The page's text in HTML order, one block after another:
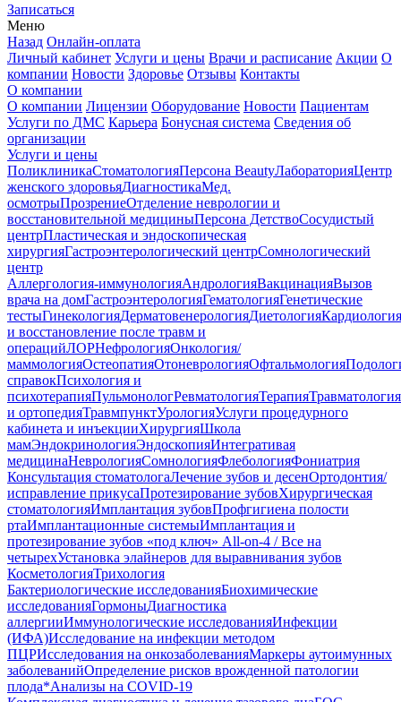
Записаться
Меню
Назад Онлайн-оплата
Личный кабинет Услуги и цены Врачи и расписание Акции О
компании Новости Здоровье Отзывы Контакты
О компании
О компании Лицензии Оборудование Новости Пациентам
Услуги по ДМС Карьера Бонусная система Сведения об
организации
Услуги и цены
ПоликлиникаСтоматологияПерсона BeautyЛабораторияЦентр
женского здоровьяДиагностикаМед.
осмотрыПрозрениеОтделение неврологии и
восстановительной медициныПерсона ДетствоСосудистый
центрПластическая и эндоскопическая
хирургияГастроэнтерологический центрСомнологический
центр
Аллергология-иммунологияАндрологияВакцинацияВызов
врача на домГастроэнтерологияГематологияГенетические
тестыГинекологияДерматовенерологияДиетологияКардиология
и восстановление после травм и
операцийЛОРНефрологияОнкология/
маммологияОстеопатияОтоневрологияОфтальмология
справокПсихология и
психотерапияПульмонологРевматологияТерапияТравматология
и ортопедияТравмпунктУрологияУслуги процедурного
кабинета и инъекцииХирургияШкола
мамЭндокринологияЭндоскопияИнтегративая
медицинаНеврологияСомнологияФлебологияФониатрия
Консультация стоматологаЛечение зубов и десенОртодонтия/
исправление прикусаПротезирование зубовХирургическая
стоматологияИмплантация зубовПрофгигиена полости
ртаИмплантационные системыИмплантация и
протезирование зубов «под ключ» All-on-4 / Все на
четырехУстановка элайнеров для выравнивания зубов
КосметологияТрихология
Бактериологические исследованияБиохимические
исследованияГормоныДиагностика
аллергииИммунологические исследованияИнфекции
(ИФА)Исследование на инфекции методом
ПЦРИсследования на онкозаболеванияМаркеры аутоимунных
заболеванийОпределение рисков врожденной патологии
плода*Анализы на COVID-19